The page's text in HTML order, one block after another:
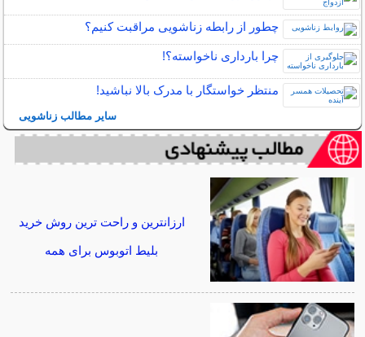
چطور از رابطه زناشویی مراقبت کنیم؟
چرا بارداری ناخواسته؟!
منتظر خواستگار با مدرک بالا نباشید!
سایر مطالب زناشویی
ارزانترین و راحت ترین روش خرید
بلیط اتوبوس برای همه